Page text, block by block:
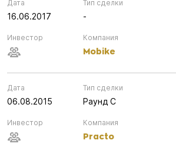
Дата
16.06.2017
Компания
Mobike
Инвестор
Тип сделки
-
Дата
06.08.2015
Компания
Practo
Инвестор
Тип сделки
Раунд C